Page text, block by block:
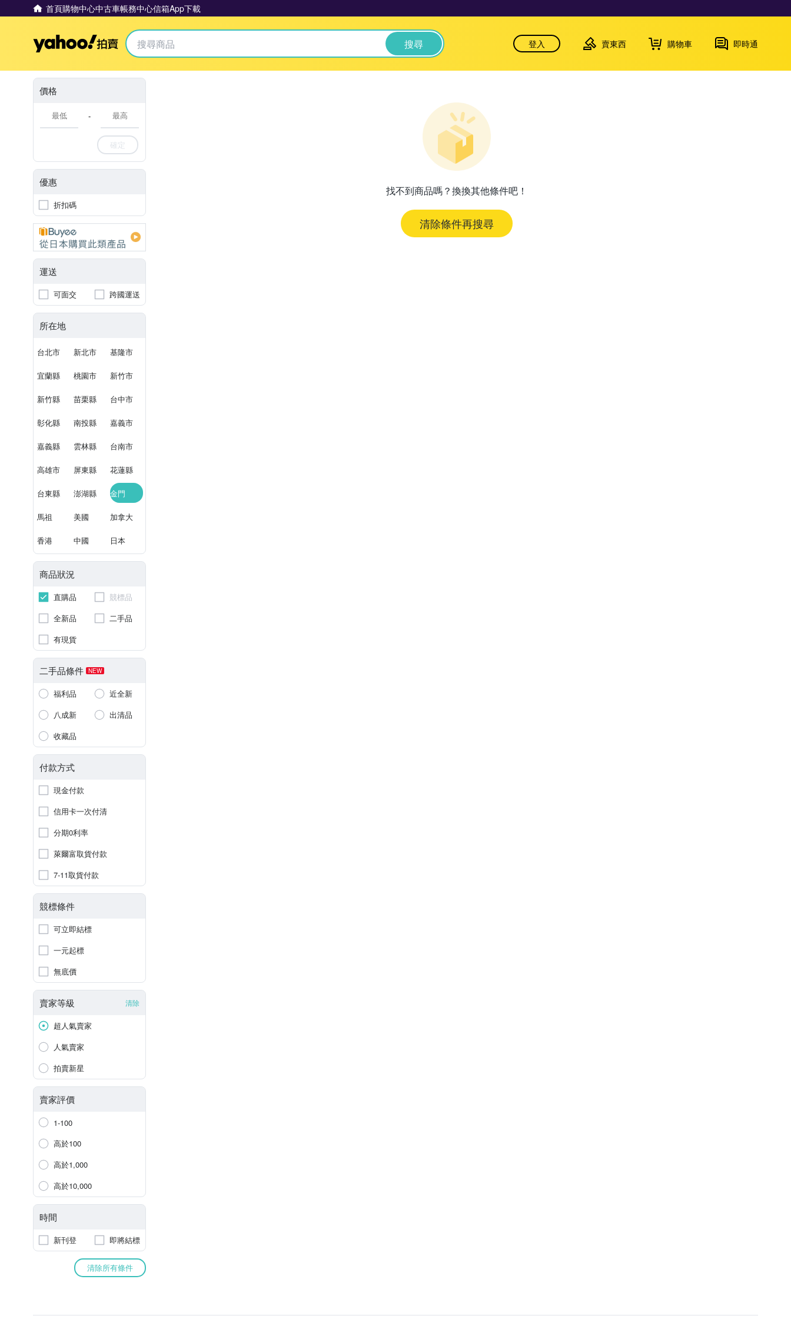
首頁購物中心中古車帳務中心信箱App下載
Yahoo拍賣 搜尋 登入 賣東西 購物車 即時通
價格
-
確定
優惠
折扣碼
運送
可面交 跨國運送
所在地
台北市 新北市 基隆市
宜蘭縣 桃園市 新竹市
新竹縣 苗栗縣 台中市
彰化縣 南投縣 嘉義市
嘉義縣 雲林縣 台南市
高雄市 屏東縣 花蓮縣
台東縣 澎湖縣 金門
馬祖 美國 加拿大
香港 中國 日本
商品狀況
直購品
競標品
全新品
二手品
有現貨
二手品條件 NEW
福利品
近全新
八成新
出清品
收藏品
付款方式
現金付款
信用卡一次付清
分期0利率
萊爾富取貨付款
7-11取貨付款
競標條件
可立即結標
一元起標
無底價
賣家等級 清除
超人氣賣家
人氣賣家
拍賣新星
賣家評價
1-100
高於100
高於1,000
高於10,000
時間
新刊登 即將結標
清除所有條件
找不到商品嗎？換換其他條件吧！
清除條件再搜尋